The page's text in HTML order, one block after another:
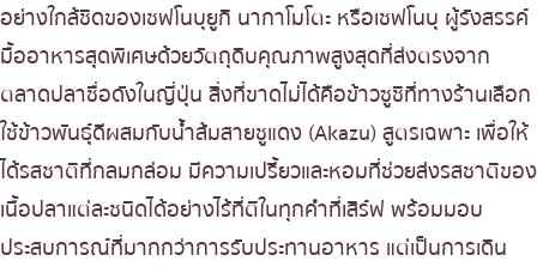
พระราม4
อื่นๆ
อย่างใกล้ชิดของเชฟโนบุยูกิ นากาโมโตะ หรือเชฟโนบุ ผู้รังสรรค์
มื้ออาหารสุดพิเศษด้วยวัตถุดิบคุณภาพสูงสุดที่ส่งตรงจาก
ตลาดปลาชื่อดังในญี่ปุ่น สิ่งที่ขาดไม่ได้คือข้าวซูชิที่ทางร้านเลือก
ใช้ข้าวพันธุ์ดีผสมกับน้ำส้มสายชูแดง (Akazu) สูตรเฉพาะ เพื่อให้
ได้รสชาติที่กลมกล่อม มีความเปรี้ยวและหอมที่ช่วยส่งรสชาติของ
เนื้อปลาแต่ละชนิดได้อย่างไร้ที่ติในทุกคำที่เสิร์ฟ พร้อมมอบ
ประสบการณ์ที่มากกว่าการรับประทานอาหาร แต่เป็นการเดิน